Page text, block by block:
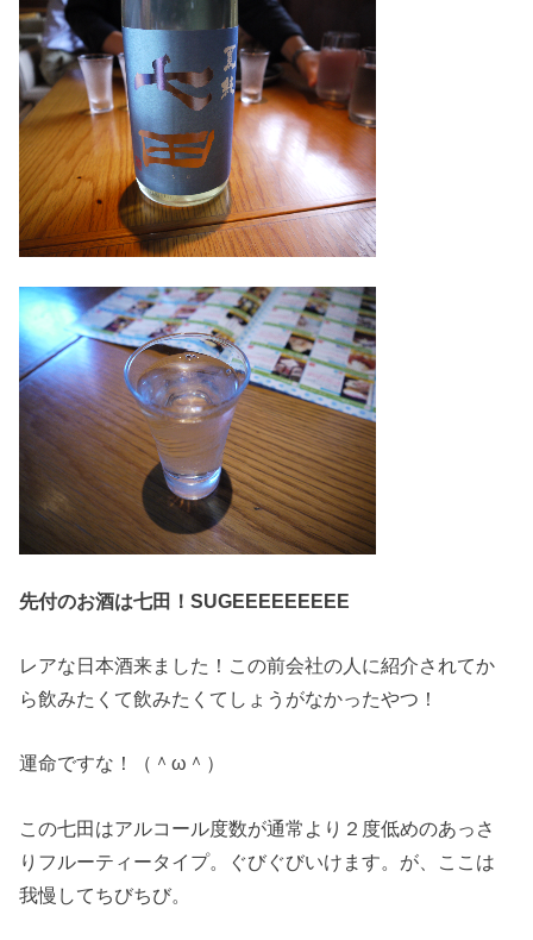
先付のお酒は七田！SUGEEEEEEEEE
レアな日本酒来ました！この前会社の人に紹介されてか
ら飲みたくて飲みたくてしょうがなかったやつ！
運命ですな！（＾ω＾）
この七田はアルコール度数が通常より２度低めのあっさ
りフルーティータイプ。ぐびぐびいけます。が、ここは
我慢してちびちび。